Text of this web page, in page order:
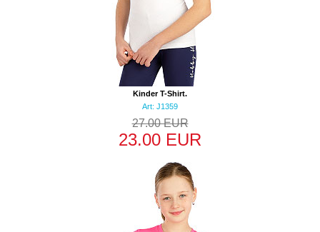
Kinder T-Shirt.
Art: J1359
27.00 EUR
23.00 EUR